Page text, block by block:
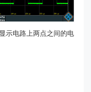
示电路上两点之间的电